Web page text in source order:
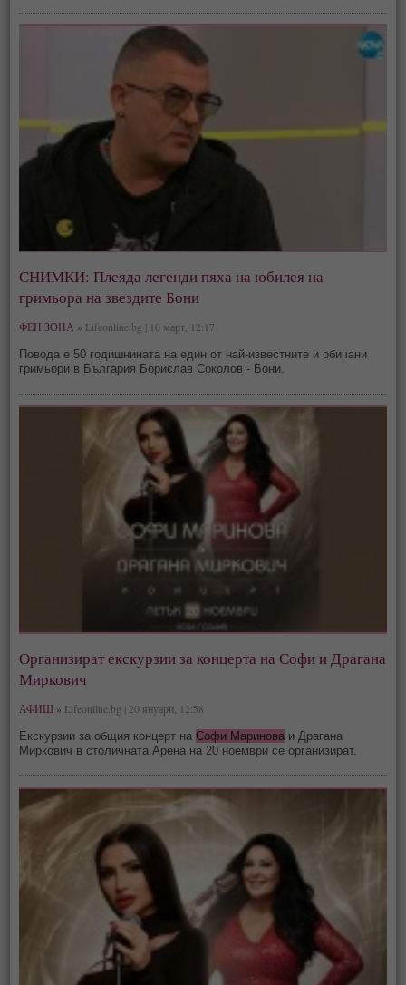
СНИМКИ: Плеяда легенди пяха на юбилея на
гримьора на звездите Бони
ФЕН ЗОНА » Lifeonline.bg | 10 март, 12:17
Повода е 50 годишнината на един от най-известните и обичани
гримьори в България Борислав Соколов - Бони.
Организират екскурзии за концерта на Софи и Драгана
Миркович
АФИШ » Lifeonline.bg | 20 януари, 12:58
Екскурзии за общия концерт наСофи Маринова и Драгана
Миркович в столичната Арена на 20 ноември се организират.